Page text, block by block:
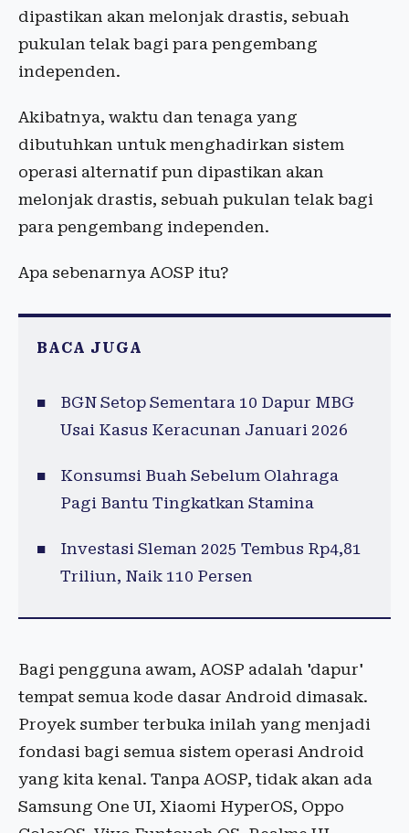
dipastikan akan melonjak drastis, sebuah
pukulan telak bagi para pengembang
independen.
Akibatnya, waktu dan tenaga yang
dibutuhkan untuk menghadirkan sistem
operasi alternatif pun dipastikan akan
melonjak drastis, sebuah pukulan telak bagi
para pengembang independen.
Apa sebenarnya AOSP itu?
BACA JUGA
BGN Setop Sementara 10 Dapur MBG
Usai Kasus Keracunan Januari 2026
Konsumsi Buah Sebelum Olahraga
Pagi Bantu Tingkatkan Stamina
Investasi Sleman 2025 Tembus Rp4,81
Triliun, Naik 110 Persen
Bagi pengguna awam, AOSP adalah 'dapur'
tempat semua kode dasar Android dimasak.
Proyek sumber terbuka inilah yang menjadi
fondasi bagi semua sistem operasi Android
yang kita kenal. Tanpa AOSP, tidak akan ada
Samsung One UI, Xiaomi HyperOS, Oppo